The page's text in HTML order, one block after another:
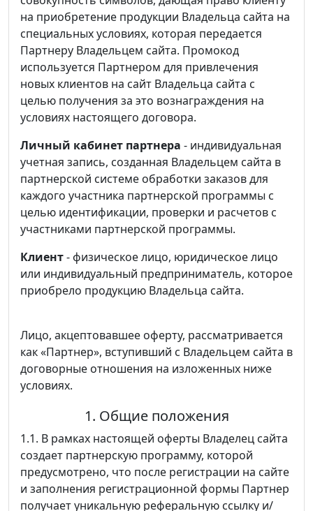
на приобретение продукции Владельца сайта на
специальных условиях, которая передается
Партнеру Владельцем сайта. Промокод
используется Партнером для привлечения
новых клиентов на сайт Владельца сайта с
целью получения за это вознаграждения на
условиях настоящего договора.
Личный кабинет партнера - индивидуальная
учетная запись, созданная Владельцем сайта в
партнерской системе обработки заказов для
каждого участника партнерской программы с
целью идентификации, проверки и расчетов с
участниками партнерской программы.
Клиент- физическое лицо, юридическое лицо
или индивидуальный предприниматель, которое
приобрело продукцию Владельца сайта.
Лицо, акцептовавшее оферту, рассматривается
как «Партнер», вступивший с Владельцем сайта в
договорные отношения на изложенных ниже
условиях.
1. Общие положения
1.1. В рамках настоящей оферты Владелец сайта
создает партнерскую программу, которой
предусмотрено, что после регистрации на сайте
и заполнения регистрационной формы Партнер
получает уникальную реферальную ссылку и/